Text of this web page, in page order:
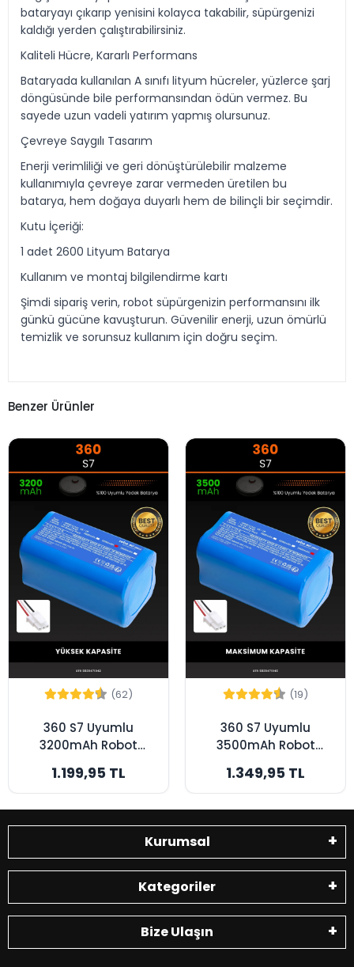
bataryayı çıkarıp yenisini kolayca takabilir, süpürgenizi
kaldığı yerden çalıştırabilirsiniz.
Kaliteli Hücre, Kararlı Performans
Bataryada kullanılan A sınıfı lityum hücreler, yüzlerce şarj
döngüsünde bile performansından ödün vermez. Bu
sayede uzun vadeli yatırım yapmış olursunuz.
Çevreye Saygılı Tasarım
Enerji verimliliği ve geri dönüştürülebilir malzeme
kullanımıyla çevreye zarar vermeden üretilen bu
batarya, hem doğaya duyarlı hem de bilinçli bir seçimdir.
Kutu İçeriği:
1 adet 2600 Lityum Batarya
Kullanım ve montaj bilgilendirme kartı
Şimdi sipariş verin, robot süpürgenizin performansını ilk
günkü gücüne kavuşturun. Güvenilir enerji, uzun ömürlü
temizlik ve sorunsuz kullanım için doğru seçim.
Benzer Ürünler
(62)
360 S7 Uyumlu
3200mAh Robot
Yüksek Kapasite
1.199,95 TL
(19)
360 S7 Uyumlu
3500mAh Robot
Maksimum Kapasite
1.349,95 TL
Kurumsal
Kategoriler
Bize Ulaşın